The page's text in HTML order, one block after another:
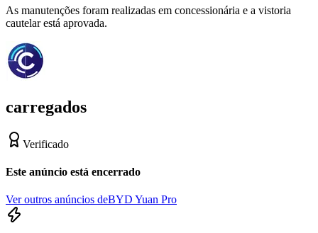
As manutenções foram realizadas em concessionária e a vistoria
cautelar está aprovada.
carregados
Verificado
Este anúncio está encerrado
Ver outros anúncios deBYD Yuan Pro